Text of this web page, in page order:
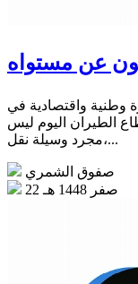
عن مستواه
وطنية واقتصادية في
الطيران اليوم ليس
مجرد وسيلة نقل،...
صفوق الشمري
22 صفر 1448 هـ